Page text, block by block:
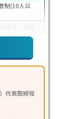
制(10人以
総合型選抜
・タブレッ
代表取締役